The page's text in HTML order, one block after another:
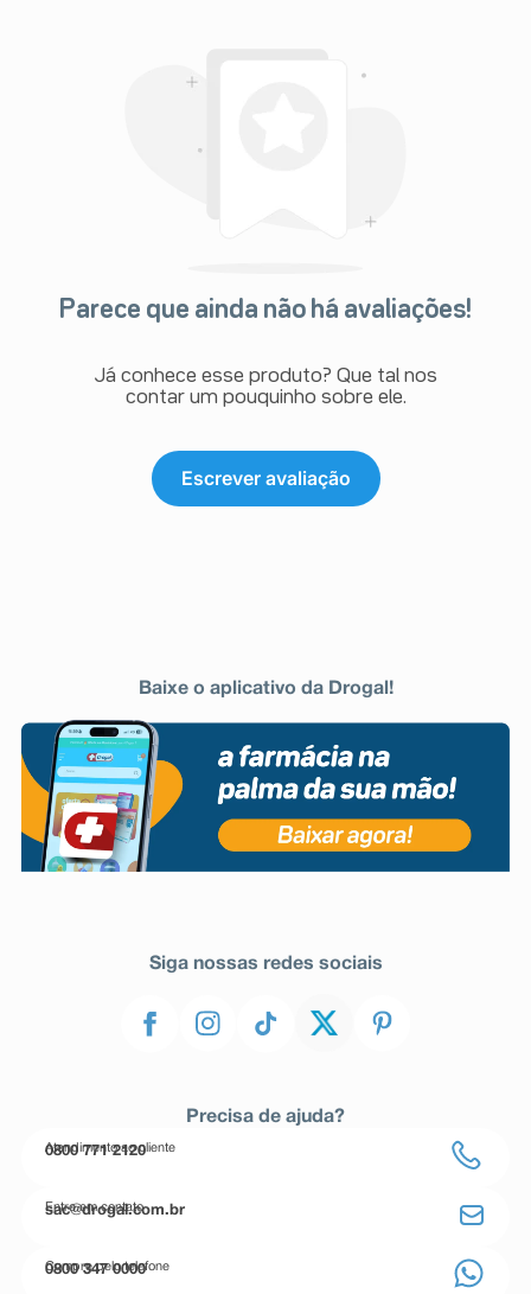
Parece que ainda não há avaliações!
Já conhece esse produto? Que tal nos
contar um pouquinho sobre ele.
Escrever avaliação
Baixe o aplicativo da Drogal!
Siga nossas redes sociais
Precisa de ajuda?
Atendimento ao cliente
0800 771 2120
Entre em contato
sac@drogal.com.br
Compre pelo telefone
0800 347 0000